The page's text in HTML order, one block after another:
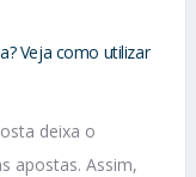
Veja como utilizar
deixa o
apostas. Assim,